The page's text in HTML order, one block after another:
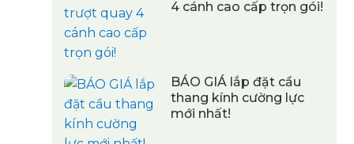
4 cánh cao cấp trọn gói!
BÁO GIÁ lắp đặt cầu
thang kính cường lực
mới nhất!